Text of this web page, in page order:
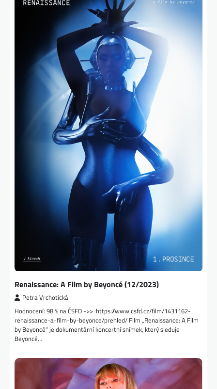
Renaissance: A Film by Beyoncé (12/2023)
Petra Vrchotická
Hodnocení: 98 % na ČSFD ->> https://www.csfd.cz/film/1431162-
renaissance-a-film-by-beyonce/prehled/ Film „Renaissance: A Film
by Beyoncé“ je dokumentární koncertní snímek, který sleduje
Beyoncé…